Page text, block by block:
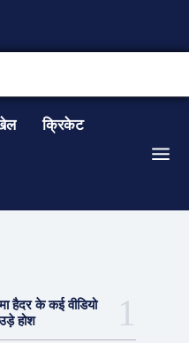
क्रिकेट
हैदर के कई वीडियो
होश